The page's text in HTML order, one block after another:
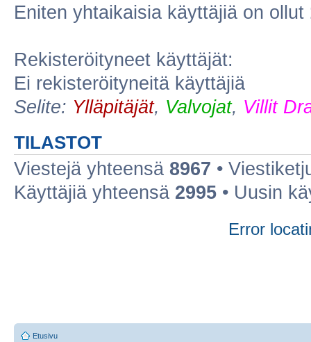
Eniten yhtaikaisia käyttäjiä on ollut
Rekisteröityneet käyttäjät:
Ei rekisteröityneitä käyttäjiä
Selite: Ylläpitäjät, Valvojat, Villit
TILASTOT
Viestejä yhteensä 8967 •
Käyttäjiä yhteensä 2995 • Uusin
Error
Etusivu